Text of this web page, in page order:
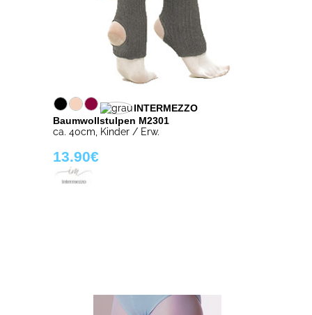
INTERMEZZO
Baumwollstulpen M2301
ca. 40cm, Kinder / Erw.
13.90€